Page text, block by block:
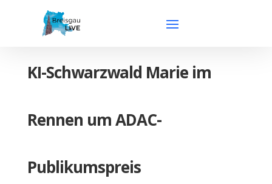
KI-Schwarzwald Marie im
Rennen um ADAC-
Publikumspreis